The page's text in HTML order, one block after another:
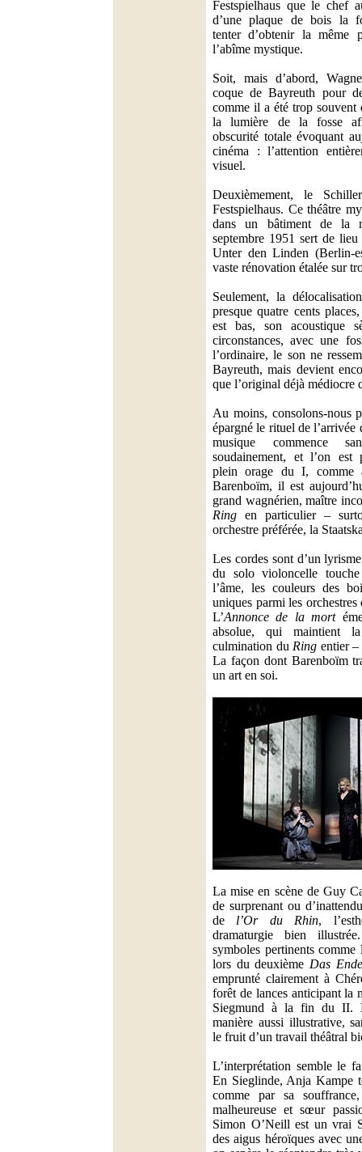
Festspielhaus que le chef
d’une plaque de bois la
tenter d’obtenir la même
l’abîme mystique.
Soit, mais d’abord,
coque de Bayreuth pour
comme il a été trop
la lumière de la fosse
obscurité totale évoquant
cinéma : l’attention
visuel.
Deuxièmement, le
Festspielhaus. Ce théâtre
dans un bâtiment de la
septembre 1951 sert de
Unter den Linden (Berlin-
vaste rénovation étalée sur
Seulement, la
presque quatre cents
est bas, son acoustique
circonstances, avec une
l’ordinaire, le son ne
Bayreuth, mais devient
que l’original déjà médiocre
Au moins, consolons-nous
épargné le rituel de l’arrivée
musique commence
soudainement, et l’on est
plein orage du I, comme
Barenboïm, il est
grand wagnérien, maître
Ring en particulier –
orchestre préférée, la
Les cordes sont d’un
du solo violoncelle
l’âme, les couleurs des
uniques parmi les orchestres
L’Annonce de la mort
absolue, qui maintient
culmination du Ring entier
La façon dont Barenboïm
un art en soi.
La mise en scène de Guy
de surprenant ou
de l’Or du Rhin,
dramaturgie bien
symboles pertinents comme
lors du deuxième Das Ende
emprunté clairement à
forêt de lances anticipant la
Siegmund à la fin du II.
manière aussi illustrative,
le fruit d’un travail théâtral
L’interprétation semble le
En Sieglinde, Anja Kampe
comme par sa
malheureuse et sœur
Simon O’Neill est un vrai
des aigus héroïques avec